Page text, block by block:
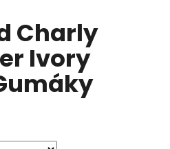
Charly
Ivory